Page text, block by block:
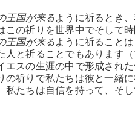
王国が来るように祈るとき
この祈りを世界中でそして
王国が来るように祈ること
人と祈ることでもあります（
エスの生涯の中で形成され
の祈りで私たちは彼と一緒
私たちは自信を持って、そ